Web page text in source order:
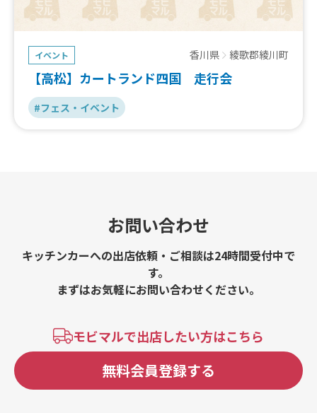
イベント 香川県 綾歌郡綾川町
【高松】カートランド四国 走行会
#フェス・イベント
お問い合わせ
キッチンカーへの出店依頼・ご相談は24時間受付中で
す。
まずはお気軽にお問い合わせください。
モビマルで出店したい方はこちら
無料会員登録する